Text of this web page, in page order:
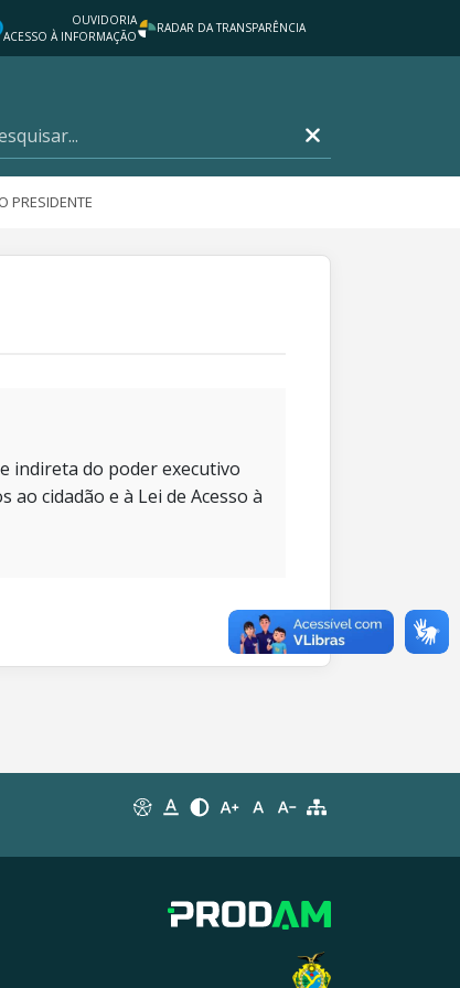
OUVIDORIA
ACESSO À INFORMAÇÃO
RADAR DA TRANSPARÊNCIA
PRESIDENTE
indireta do poder executivo
cidadão e à Lei de Acesso à